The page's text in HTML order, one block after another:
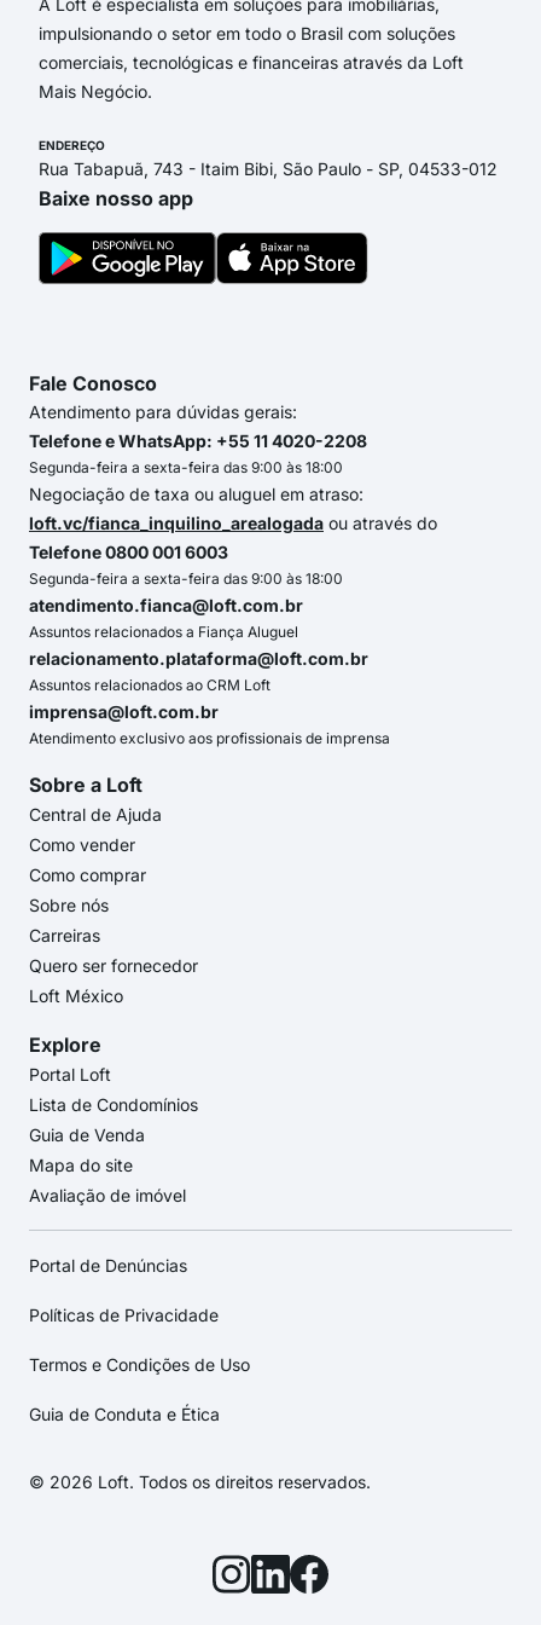
A Loft é especialista em soluções para imobiliárias,
impulsionando o setor em todo o Brasil com soluções
comerciais, tecnológicas e financeiras através da Loft
Mais Negócio.
ENDEREÇO
Rua Tabapuã, 743 - Itaim Bibi, São Paulo - SP, 04533-012
Baixe nosso app
Fale Conosco
Atendimento para dúvidas gerais:
Telefone e WhatsApp: +55 11 4020-2208
Segunda-feira a sexta-feira das 9:00 às 18:00
Negociação de taxa ou aluguel em atraso:
loft.vc/fianca_inquilino_arealogada ou através do
Telefone 0800 001 6003
Segunda-feira a sexta-feira das 9:00 às 18:00
atendimento.fianca@loft.com.br
Assuntos relacionados a Fiança Aluguel
relacionamento.plataforma@loft.com.br
Assuntos relacionados ao CRM Loft
imprensa@loft.com.br
Atendimento exclusivo aos profissionais de imprensa
Sobre a Loft
Central de Ajuda
Como vender
Como comprar
Sobre nós
Carreiras
Quero ser fornecedor
Loft México
Explore
Portal Loft
Lista de Condomínios
Guia de Venda
Mapa do site
Avaliação de imóvel
Portal de Denúncias
Políticas de Privacidade
Termos e Condições de Uso
Guia de Conduta e Ética
© 2026 Loft. Todos os direitos reservados.